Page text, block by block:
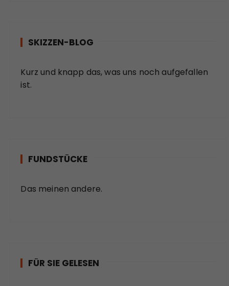
SKIZZEN-BLOG
Kurz und knapp das, was uns noch aufgefallen
ist.
FUNDSTÜCKE
Das meinen andere.
FÜR SIE GELESEN